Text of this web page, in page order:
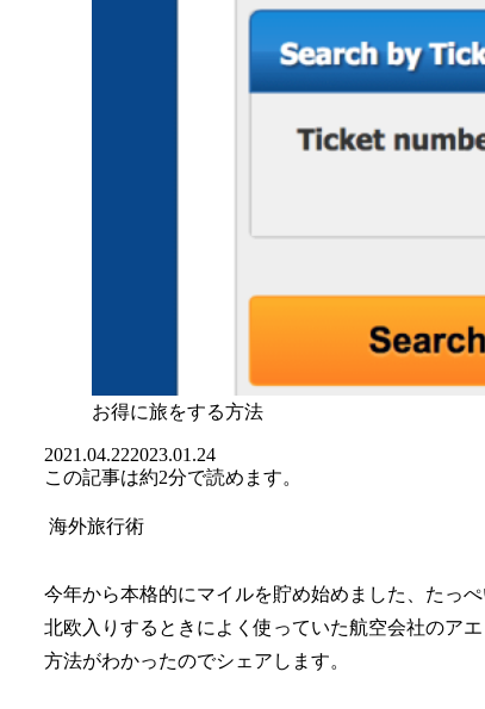
お得に旅をする方法
2021.04.222023.01.24
この記事は約2分で読めます。
海外旅行術
今年から本格的にマイルを貯め始めました、たっぺ
北欧入りするときによく使っていた航空会社のア
方法がわかったのでシェアします。